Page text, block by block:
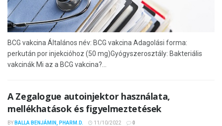
BCG vakcina Általános név: BCG vakcina Adagolási forma:
perkután por injekcióhoz (50 mg)Gyógyszerosztály: Bakteriális
vakcinák Mi az a BCG vakcina?...
A Zegalogue autoinjektor használata,
mellékhatások és figyelmeztetések
BY BALLA BENJÁMIN, PHARM.D. 11/10/2022 0